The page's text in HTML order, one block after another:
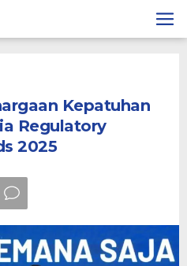
Kepatuhan
Regulatory
2025